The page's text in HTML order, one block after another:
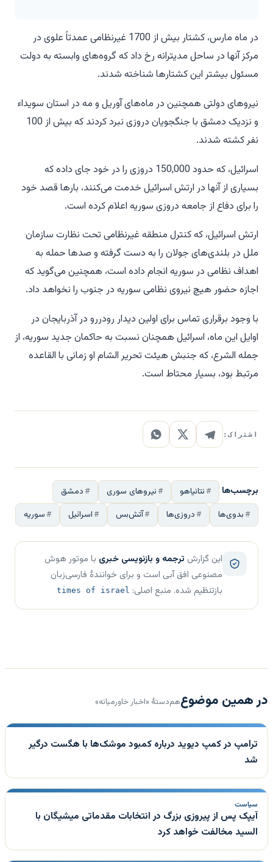
در ماه مارس، کشتار بیش از 1700 غیرنظامی عمدتاً علوی در
مرکز آنها در ساحل مدیترانه رخ داد که گروه‌های وابسته به دولت
مسئول بیشتر این کشتارها شناخته شدند.
نیروهای دولتی همچنین در ماه‌های آوریل و مه در استان سویداء
و نزدیک دمشق با جنگجویان دروزی نبرد کردند که بیش از 100
نفر کشته شدند.
اسرائیل، که حدود 150,000 دروزی را در خود جای داده که
بسیاری از آنها در ارتش اسرائیل خدمت می‌کنند، بارها قصد خود
را برای دفاع از جامعه دروزی سوریه اعلام کرده است.
ارتش اسرائیل، که کنترل منطقه غیرنظامی تحت نظارت سازمان
ملل در بلندی‌های جولان را به دست گرفته و صدها حمله به
اهداف نظامی در سوریه انجام داده است، همچنین می‌گوید که
اجازه حضور هیچ نیروی نظامی سوریه در جنوب را نخواهد داد.
با وجود برقراری تماس برای اولین دیدار رودررو در آذربایجان در
اوایل این ماه، اسرائیل همچنان نسبت به حاکمان جدید سوریه، از
جمله الشرع، که جنبش هیئت تحریر الشام او زمانی با القاعده
مرتبط بود، بسیار محتاط است.
اشتراک:
برچسب‌ها نتانیاهو نیروهای سوری
دمشق
بدوی‌ها
دروزی‌ها آتش‌بس اسرائیل سوریه
این گزارش ترجمه و بازنویسی خبری با موتور هوش
مصنوعی افق آبی است و برای خوانندهٔ فارسی‌زبان
بازتنظیم شده. منبع اصلی: times of israel
در همین موضوعهم‌دستهٔ «اخبار خاورمیانه»
ترامپ در کمپ دیوید درباره کمبود موشک‌ها با هگست درگیر
شد
سیاست
آیپک پس از پیروزی بزرگ در انتخابات مقدماتی میشیگان با
السید مخالفت خواهد کرد